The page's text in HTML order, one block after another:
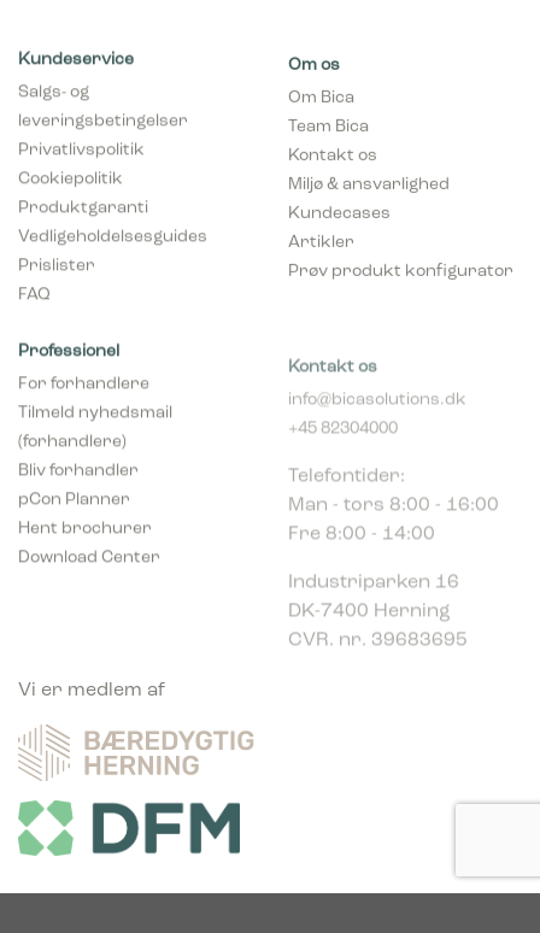
Kundeservice
Salgs- og
leveringsbetingelser
Privatlivspolitik
Cookiepolitik
Produktgaranti
Vedligeholdelsesguides
Prislister
FAQ
Om os
Om Bica
Team Bica
Kontakt os
Miljø & ansvarlighed
Kundecases
Artikler
Prøv produkt konfigurator
Professionel
For forhandlere
Tilmeld nyhedsmail
(forhandlere)
Bliv forhandler
pCon Planner
Hent brochurer
Download Center
+45 82304000
Man - tors 8:00 - 16:00
Fre 8:00 - 14:00
DK-7400 Herning
CVR. nr. 39683695
Vi er medlem af